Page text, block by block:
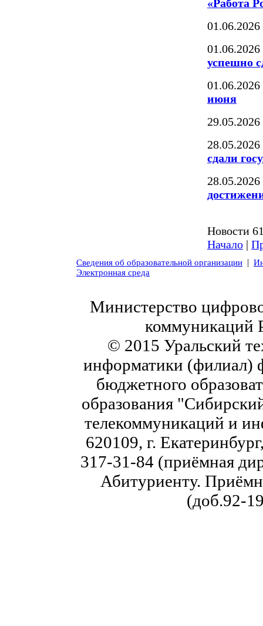
«Работа
01.06.2026
01.06.2026
успешно
01.06.2026
июня
29.05.2026
28.05.2026
сдали
28.05.2026
Новости
Начало |
Сведения об образовательной организации |
Электронная среда
Министерство
коммуникаций
© 2015 Уральский
информатики (филиал)
бюджетного
образования
телекоммуникаций и
620109, г.
317-31-84 (приёмная
Абитуриенту.
(доб.92-